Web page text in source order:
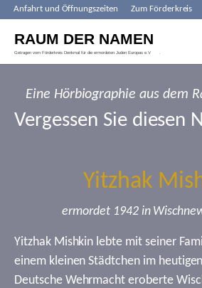
Anfahrt und Öffnungszeiten Zum Förderkreis
Eine Hörbiographie aus dem
Vergessen Sie diesen
Yitzhak
ermordet 1942 in
Yitzhak Mishkin lebte mit seiner
einem kleinen Städtchen im
Deutsche Wehrmacht eroberte